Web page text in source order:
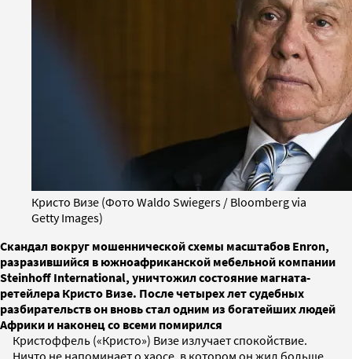
Кристо Визе (Фото Waldo Swiegers / Bloomberg via
Getty Images)
Скандал вокруг мошеннической схемы масштабов Enron,
разразившийся в южноафриканской мебельной компании
Steinhoff International, уничтожил состояние магната-
ретейлера Кристо Визе. После четырех лет судебных
разбирательств он вновь стал одним из богатейших людей
Африки и наконец со всеми помирился
Кристоффель («Кристо») Визе излучает спокойствие.
Ничто не напоминает о хаосе, в котором он жил больше